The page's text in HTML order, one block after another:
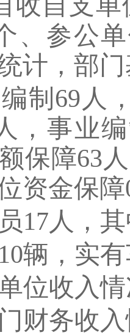
、参公
计，部
制 69 人
，事业
保障63
资金保障
17人，
10辆，实
位收入
财务收